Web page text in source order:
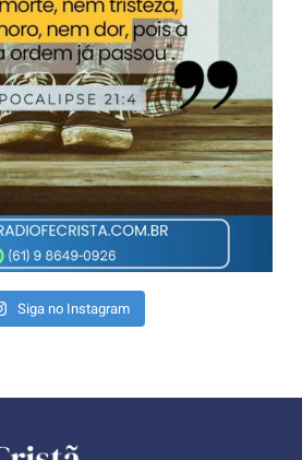
Siga no Instagram